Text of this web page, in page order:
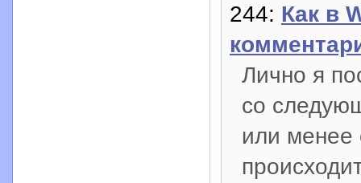
244: Как в
Лично я
со
или менее